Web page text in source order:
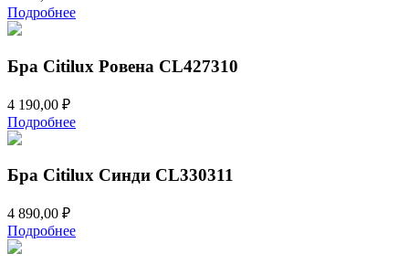
Подробнее
Бра Citilux Ровена CL427310
4 190,00 ₽
Подробнее
Бра Citilux Синди CL330311
4 890,00 ₽
Подробнее